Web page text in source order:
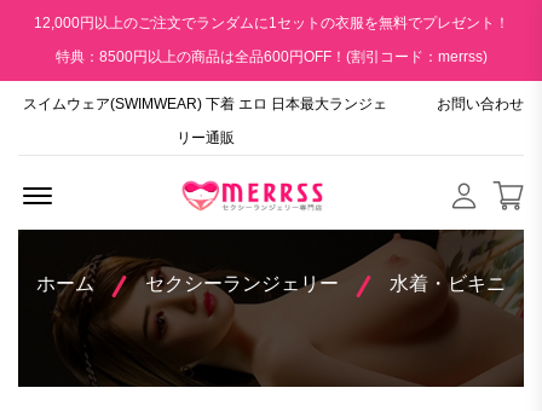
12,000円以上のご注文でランダムに1セットの衣服を無料でプレゼント！
特典：8500円以上の商品は全品600円OFF！(割引コード：merrss)
スイムウェア(SWIMWEAR) 下着 エロ 日本最大ランジェ
リー通販
お問い合わせ
ホーム セクシーランジェリー 水着・ビキニ